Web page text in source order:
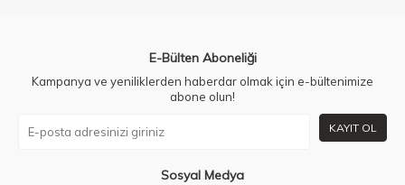
E-Bülten Aboneliği
Kampanya ve yeniliklerden haberdar olmak için e-bültenimize
abone olun!
KAYIT OL
Sosyal Medya